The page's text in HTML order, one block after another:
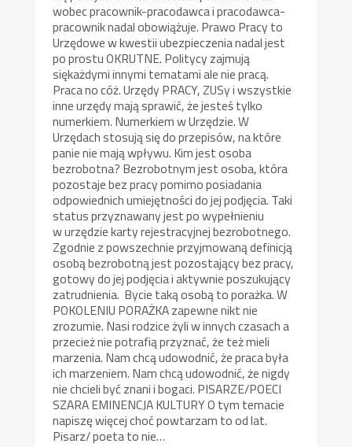
wobec pracownik-pracodawca i pracodawca-
pracownik nadal obowiążuje. Prawo Pracy to
Urzędowe w kwestii ubezpieczenia nadal jest
po prostu OKRUTNE. Politycy zajmują
siękażdymi innymi tematami ale nie pracą.
Praca no cóż. Urzędy PRACY, ZUSy i wszystkie
inne urzędy mają sprawić, że jesteś tylko
numerkiem. Numerkiem w Urzędzie. W
Urzędach stosują się do przepisów, na które
panie nie mają wpływu. Kim jest osoba
bezrobotna? Bezrobotnym jest osoba, która
pozostaje bez pracy pomimo posiadania
odpowiednich umiejętności do jej podjęcia. Taki
status przyznawany jest po wypełnieniu
w urzędzie karty rejestracyjnej bezrobotnego.
Zgodnie z powszechnie przyjmowaną definicją
osobą bezrobotną jest pozostający bez pracy,
gotowy do jej podjęcia i aktywnie poszukujący
zatrudnienia. Bycie taką osobą to porażka. W
POKOLENIU PORAŻKA zapewne nikt nie
zrozumie. Nasi rodzice żyli w innych czasach a
przecież nie potrafią przyznać, że też mieli
marzenia. Nam chcą udowodnić, że praca była
ich marzeniem. Nam chcą udowodnić, że nigdy
nie chcieli być znani i bogaci. PISARZE/POECI
SZARA EMINENCJA KULTURY O tym temacie
napiszę więcej choć powtarzam to od lat.
Pisarz/ poeta to nie…